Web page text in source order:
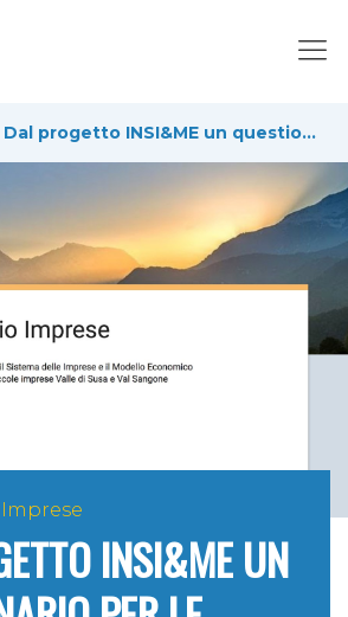
Dal progetto INSI&ME un questionario per le imprese del territorio
INSI&ME UN